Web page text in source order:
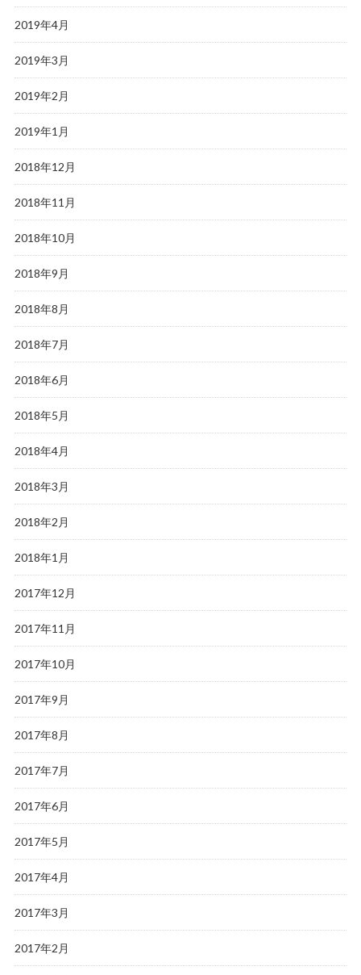
2019年4月
2019年3月
2019年2月
2019年1月
2018年12月
2018年11月
2018年10月
2018年9月
2018年8月
2018年7月
2018年6月
2018年5月
2018年4月
2018年3月
2018年2月
2018年1月
2017年12月
2017年11月
2017年10月
2017年9月
2017年8月
2017年7月
2017年6月
2017年5月
2017年4月
2017年3月
2017年2月